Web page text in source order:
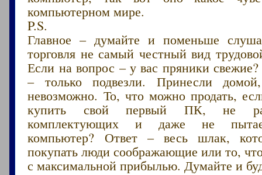
компьютерном мире.
P.S.
Главное – думайте и поменьше
торговля не самый честный вид
Если на вопрос – у вас пряники
– только подвезли. Принесли
невозможно. То, что можно продать,
купить свой первый ПК, не
комплектующих и даже не
компьютер? Ответ – весь шлак,
покупать люди соображающие или то,
с максимальной прибылью. Думайте и